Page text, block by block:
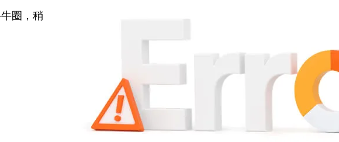
圈，稍